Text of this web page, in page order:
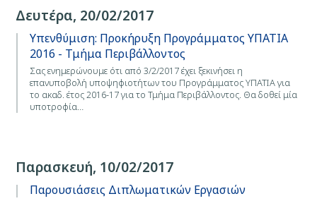
Δευτέρα, 20/02/2017
Υπενθύμιση: Προκήρυξη Προγράμματος ΥΠΑΤΙΑ
2016 - Τμήμα Περιβάλλοντος
Σας ενημερώνουμε ότι από 3/2/2017 έχει ξεκινήσει η
επανυποβολή υποψηφιοτήτων του Προγράμματος ΥΠΑΤΙΑ για
το ακαδ. έτος 2016-17 για το Τμήμα Περιβάλλοντος. Θα δοθεί μία
υποτροφία…
Παρασκευή, 10/02/2017
Παρουσιάσεις Διπλωματικών Εργασιών